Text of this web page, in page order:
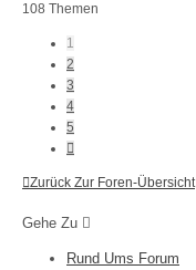
108 Themen
1
2
3
4
5
Zurück Zur Foren-Übersicht
Gehe Zu
Rund Ums Forum